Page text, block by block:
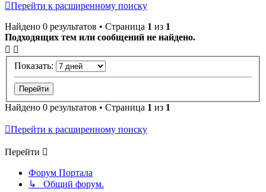
Перейти к расширенному поиску
Найдено 0 результатов • Страница 1 из 1
Подходящих тем или сообщений не найдено.
Показать:
Найдено 0 результатов • Страница 1 из 1
Перейти к расширенному поиску
Перейти
Форум Портала
↳ Общий форум.